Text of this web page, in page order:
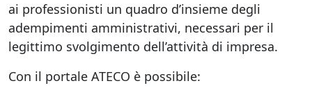
ai professionisti un quadro d’insieme degli
adempimenti amministrativi, necessari per il
legittimo svolgimento dell’attività di impresa.
Con il portale ATECO è possibile: